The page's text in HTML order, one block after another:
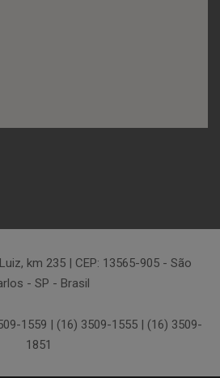
km 235 | CEP: 13565-905 - São
- SP - Brasil
1559 | (16) 3509-1555 | (16) 3509-
1851